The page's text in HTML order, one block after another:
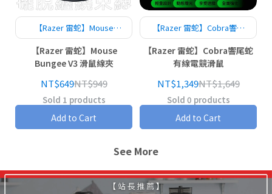
【Razer 雷蛇】Mouse
Bungee V3 滑鼠線夾
【Razer 雷蛇】Mouse
Bungee V3 滑鼠線夾
NT$649NT$949
Sold 1 products
Add to Cart
【Razer 雷蛇】Cobra響尾
蛇 有線電競滑鼠
【Razer 雷蛇】Cobra響尾蛇
有線電競滑鼠
NT$1,349NT$1,649
Sold 0 products
Add to Cart
See More